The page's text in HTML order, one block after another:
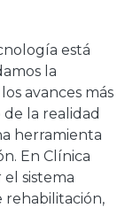
está
la
avances más
la realidad
herramienta
En Clínica
sistema
rehabilitación,